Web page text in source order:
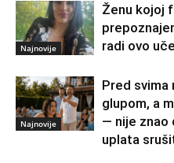
Najnovije
Ženu kojoj
radi ovo
Najnovije
Pred svima
glupom, a
— nije znao
uplata